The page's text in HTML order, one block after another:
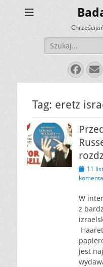
Szukaj:
E-
Tag: eretz
11
W
z
jest